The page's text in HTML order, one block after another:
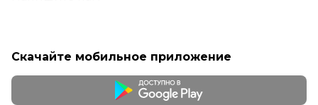
Скачайте мобильное приложение